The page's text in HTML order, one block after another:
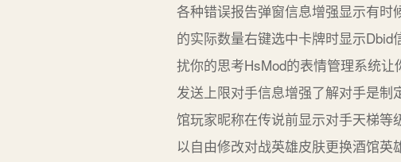
各种错误报告弹窗信息增强显示有
的实际数量右键选中卡牌时显示
扰你的思考HsMod的表情管理系统
发送上限对手信息增强了解对手是
馆玩家昵称在传说前显示对手天梯
以自由修改对战英雄皮肤更换酒馆